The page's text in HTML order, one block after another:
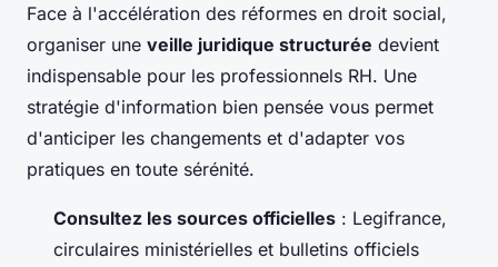
Face à l'accélération des réformes en droit social,
organiser une veille juridique structurée devient
indispensable pour les professionnels RH. Une
stratégie d'information bien pensée vous permet
d'anticiper les changements et d'adapter vos
pratiques en toute sérénité.
Consultez les sources officielles : Legifrance,
circulaires ministérielles et bulletins officiels